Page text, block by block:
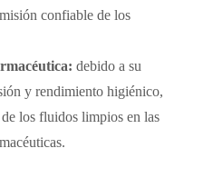
confiable de los
debido a su
y rendimiento higiénico,
los fluidos limpios en las